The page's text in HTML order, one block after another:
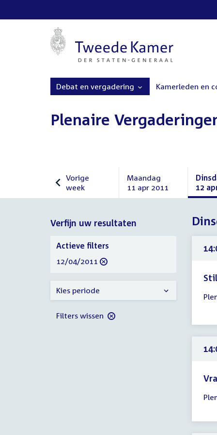
Debat en vergadering Kamerleden en
Plenaire
Vorige
week
Vorige
Maandag
11 apr 2011
Maandag
2011
12
april
2011
Verfijn uw resultaten
-
uur
-
Verfijn
uw
resultaten
Actieve filters
verwijder
12/04/2011
Kies periode
Filters wissen